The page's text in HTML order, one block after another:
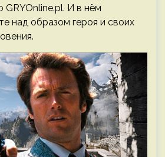
GRYOnline.pl. И в нём
над образом героя и своих